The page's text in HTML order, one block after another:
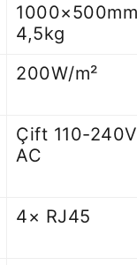
4,5kg
200W/m²
Çift 110-240V
AC
4× RJ45